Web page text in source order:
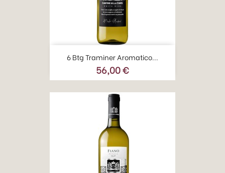
6 Btg Traminer Aromatico...
Prezzo
56,00 €